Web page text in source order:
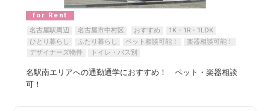
for Rent
名古屋駅周辺
名古屋市中村区 おすすめ
1K・1R・1LDK
ひとり暮らし
ふたり暮らし ペット相談可能！
楽器相談可能！
デザイナーズ物件
トイレ・バス別
名駅南エリアへの通勤通学におすすめ！ ペット・楽器相談
可！